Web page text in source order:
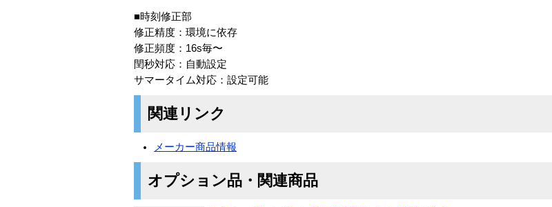
■時刻修正部
修正精度：環境に依存
修正頻度：16s毎〜
閏秒対応：自動設定
サマータイム対応：設定可能
関連リンク
メーカー商品情報
オプション品・関連商品